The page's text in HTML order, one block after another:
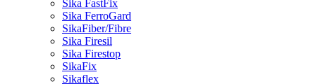
Sika FastFix
Sika FerroGard
SikaFiber/Fibre
Sika Firesil
Sika Firestop
SikaFix
Sikaflex